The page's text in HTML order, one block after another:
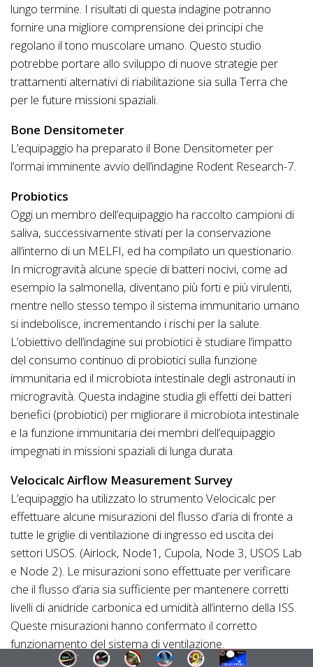
lungo termine. I risultati di questa indagine potranno
fornire una migliore comprensione dei principi che
regolano il tono muscolare umano. Questo studio
potrebbe portare allo sviluppo di nuove strategie per
trattamenti alternativi di riabilitazione sia sulla Terra che
per le future missioni spaziali.
Bone Densitometer
L’equipaggio ha preparato il Bone Densitometer per
l’ormai imminente avvio dell’indagine Rodent Research-7.
Probiotics
Oggi un membro dell’equipaggio ha raccolto campioni di
saliva, successivamente stivati per la conservazione
all’interno di un MELFI, ed ha compilato un questionario.
In microgravità alcune specie di batteri nocivi, come ad
esempio la salmonella, diventano più forti e più virulenti,
mentre nello stesso tempo il sistema immunitario umano
si indebolisce, incrementando i rischi per la salute.
L’obiettivo dell’indagine sui probiotici è studiare l’impatto
del consumo continuo di probiotici sulla funzione
immunitaria ed il microbiota intestinale degli astronauti in
microgravità. Questa indagine studia gli effetti dei batteri
benefici (probiotici) per migliorare il microbiota intestinale
e la funzione immunitaria dei membri dell’equipaggio
impegnati in missioni spaziali di lunga durata.
Velocicalc Airflow Measurement Survey
L’equipaggio ha utilizzato lo strumento Velocicalc per
effettuare alcune misurazioni del flusso d’aria di fronte a
tutte le griglie di ventilazione di ingresso ed uscita dei
settori USOS. (Airlock, Node1, Cupola, Node 3, USOS Lab
e Node 2). Le misurazioni sono effettuate per verificare
che il flusso d’aria sia sufficiente per mantenere corretti
livelli di anidride carbonica ed umidità all’interno della ISS.
Queste misurazioni hanno confermato il corretto
funzionamento del sistema di ventilazione.